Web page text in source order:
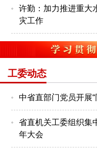
许勤：加力推进重大
灾工作
工委动态
中省直部门党员开展
省直机关工委组织集
年大会